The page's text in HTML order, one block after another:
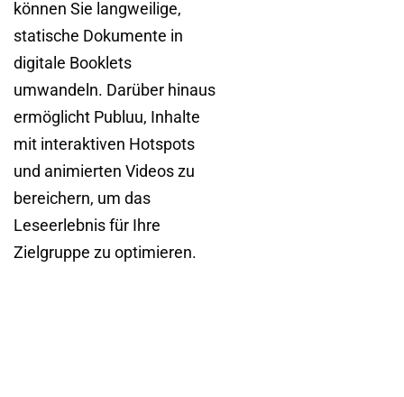
können Sie langweilige,
statische Dokumente in
digitale Booklets
umwandeln. Darüber hinaus
ermöglicht Publuu, Inhalte
mit interaktiven Hotspots
und animierten Videos zu
bereichern, um das
Leseerlebnis für Ihre
Zielgruppe zu optimieren.